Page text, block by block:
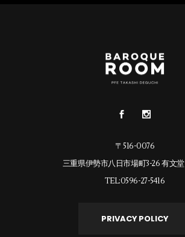
〒516-0076
三重県伊勢市八日市場町3-26 有文
TEL:0596-27-5416
PRIVACY POLICY